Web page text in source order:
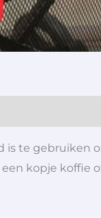
te gebruiken
kopje